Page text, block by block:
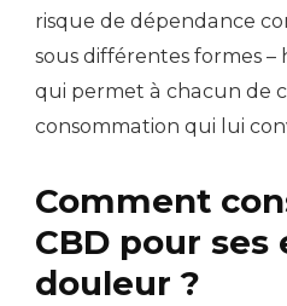
risque de dépendance
sous différentes formes –
qui permet à chacun de
consommation qui lui
Comment
CBD pour
douleur ?